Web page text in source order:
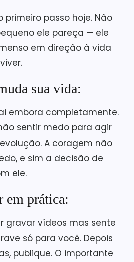
primeiro passo hoje. Não
ele pareça — ele
em direção à vida
sua vida:
embora completamente.
sentir medo para agir
A coragem não
e sim a decisão de
ele.
em prática:
gravar vídeos mas sente
só para você. Depois
publique. O importante